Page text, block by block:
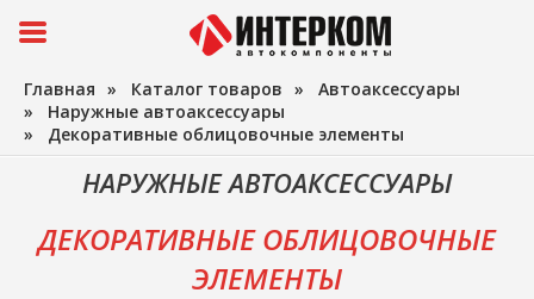
Главная » Каталог товаров » Автоаксессуары
» Наружные автоаксессуары
» Декоративные облицовочные элементы
НАРУЖНЫЕ АВТОАКСЕССУАРЫ
ДЕКОРАТИВНЫЕ ОБЛИЦОВОЧНЫЕ
ЭЛЕМЕНТЫ